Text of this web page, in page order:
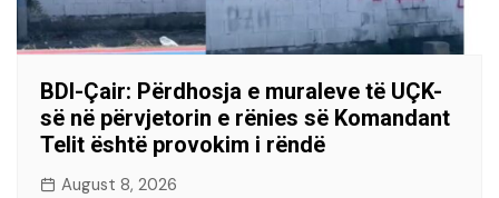
BDI-Çair: Përdhosja e muraleve të UÇK-
së në përvjetorin e rënies së Komandant
Telit është provokim i rëndë
August 8, 2026